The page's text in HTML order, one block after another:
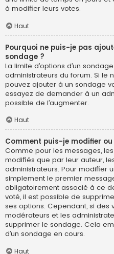
à modifier leurs votes.
Haut
Pourquoi ne puis-je pas
sondage ?
La limite d’options d’un
administrateurs du forum. Si le
pouvez ajouter à un sondage
essayez de demander à un
possible de l’augmenter.
Haut
Comment puis-je modifier
Comme pour les messages,
modifiés que par leur auteur,
administrateurs. Pour modifier
simplement le premier
obligatoirement associé à ce
voté, il est possible de
ses options. Cependant, si des
modérateurs et les
supprimer le sondage. Cela
d’un sondage en cours.
Haut